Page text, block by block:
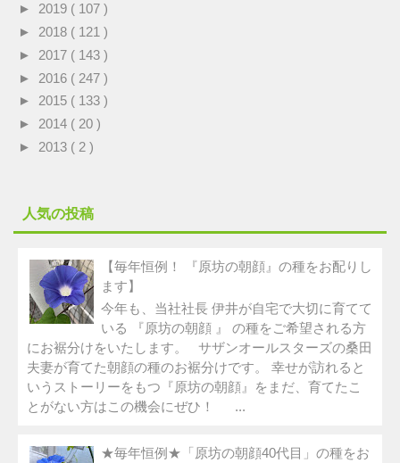
► 2019 ( 107 )
► 2018 ( 121 )
► 2017 ( 143 )
► 2016 ( 247 )
► 2015 ( 133 )
► 2014 ( 20 )
► 2013 ( 2 )
人気の投稿
【毎年恒例！ 『原坊の朝顔』の種をお配りし
ます】
今年も、当社社長 伊井が自宅で大切に育てて
いる 『原坊の朝顔 』 の種をご希望される方
にお裾分けをいたします。 サザンオールスターズの桑田
夫妻が育てた朝顔の種のお裾分けです。 幸せが訪れると
いうストーリーをもつ『原坊の朝顔』をまだ、育てたこ
とがない方はこの機会にぜひ！ ...
★毎年恒例★「原坊の朝顔40代目」の種をお